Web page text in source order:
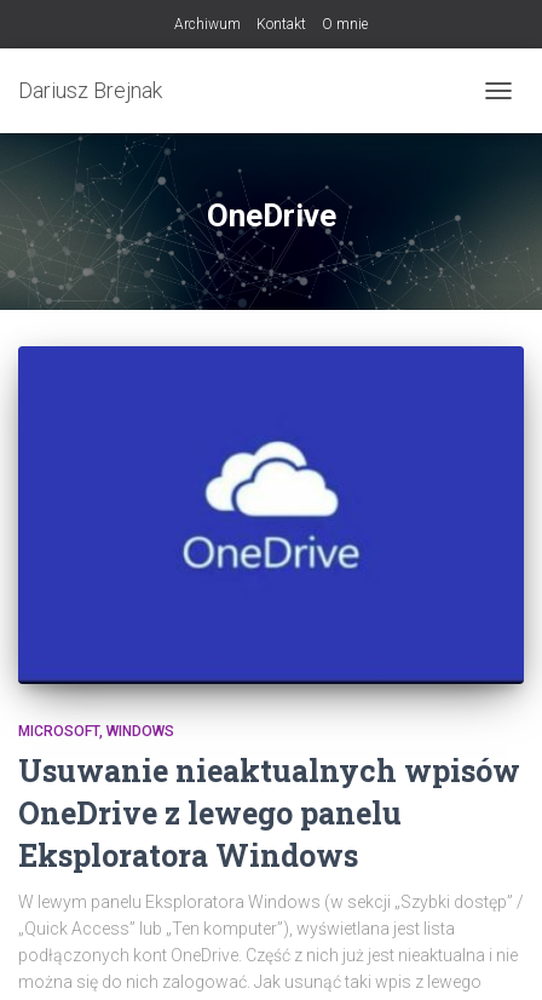
Archiwum Kontakt O mnie
Dariusz Brejnak
OneDrive
MICROSOFT WINDOWS
Usuwanie nieaktualnych wpisów
OneDrive z lewego panelu
Eksploratora Windows
W lewym panelu Eksploratora Windows (w sekcji „Szybki dostęp” /
„Quick Access” lub „Ten komputer”), wyświetlana jest lista
podłączonych kont OneDrive. Część z nich już jest nieaktualna i nie
można się do nich zalogować. Jak usunąć taki wpis z lewego